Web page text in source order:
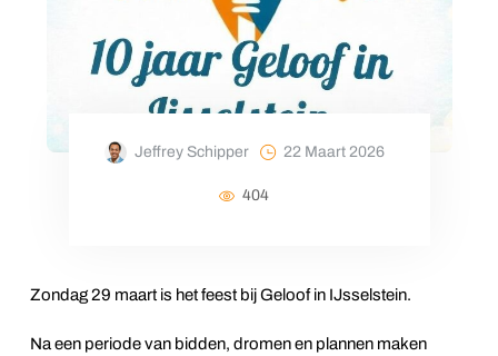
Jeffrey Schipper 22 Maart 2026
404
Zondag 29 maart is het feest bij Geloof in IJsselstein.
Na een periode van bidden, dromen en plannen maken